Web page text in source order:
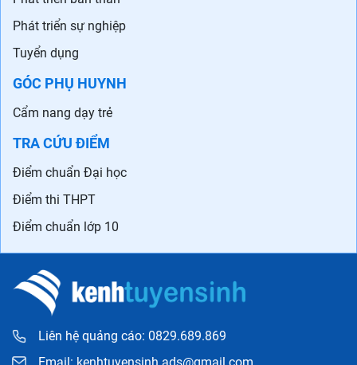
Phát triển sự nghiệp
Tuyển dụng
GÓC PHỤ HUYNH
Cẩm nang dạy trẻ
TRA CỨU ĐIỂM
Điểm chuẩn Đại học
Điểm thi THPT
Điểm chuẩn lớp 10
Liên hệ quảng cáo: 0829.689.869